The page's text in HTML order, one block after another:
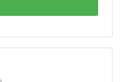
ساعت کرونوگراف:
ساعت های
برخی به اشتباه آن